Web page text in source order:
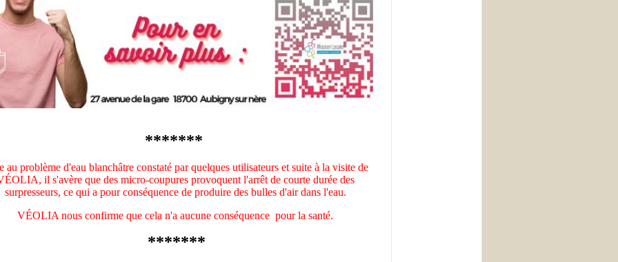
*******
au problème d'eau blanchâtre constaté par quelques utilisateurs et suite à la visite de
il s'avère que des micro-coupures provoquent l'arrêt de courte durée des
surpresseurs, ce qui a pour conséquence de produire des bulles d'air dans l'eau.
VÉOLIA nous confirme que cela n'a aucune conséquence pour la santé.
*******